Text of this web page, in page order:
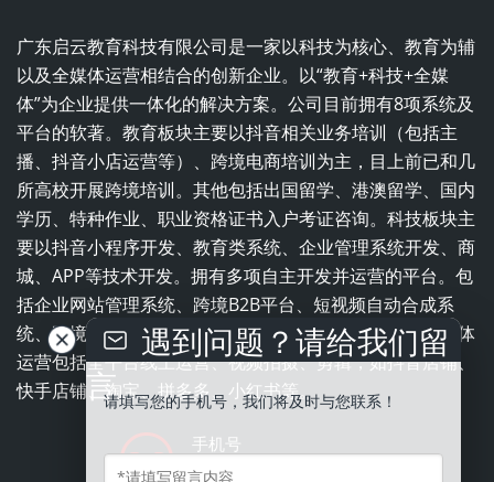
广东启云教育科技有限公司是一家以科技为核心、教育为辅
以及全媒体运营相结合的创新企业。以“教育+科技+全媒
体”为企业提供一体化的解决方案。公司目前拥有8项系统及
平台的软著。教育板块主要以抖音相关业务培训（包括主
播、抖音小店运营等）、跨境电商培训为主，目上前已和几
所高校开展跨境培训。其他包括出国留学、港澳留学、国内
学历、特种作业、职业资格证书入户考证咨询。科技板块主
要以抖音小程序开发、教育类系统、企业管理系统开发、商
城、APP等技术开发。拥有多项自主开发并运营的平台。包
括企业网站管理系统、跨境B2B平台、短视频自动合成系
统、跨境电商平台、职业培训学校一体化管理系统。全媒体
运营包括全平台线上运营、视频拍摄、剪辑，如抖音店铺、
快手店铺、淘宝、拼多多、小红书等。
手机号
遇到问题？请给我们留
言请填写您的手机号，我们将及时与您联系！